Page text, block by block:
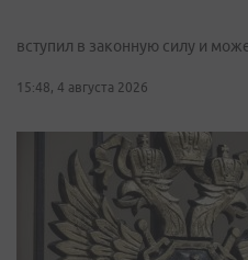
вступил в законную силу и
15:48, 4 августа 2026